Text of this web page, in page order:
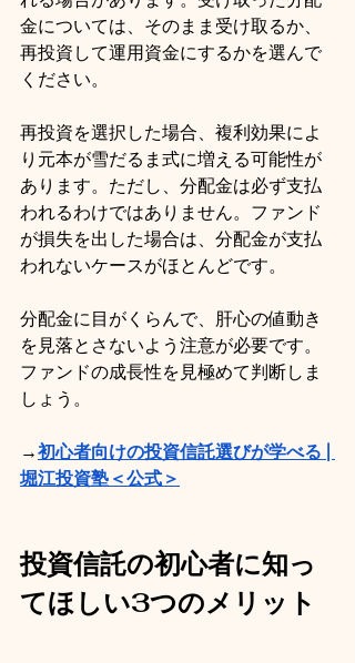
金については、そのまま受け取るか、
再投資して運用資金にするかを選んで
ください。
再投資を選択した場合、複利効果によ
り元本が雪だるま式に増える可能性が
あります。ただし、分配金は必ず支払
われるわけではありません。ファンド
が損失を出した場合は、分配金が支払
われないケースがほとんどです。
分配金に目がくらんで、肝心の値動き
を見落とさないよう注意が必要です。
ファンドの成長性を見極めて判断しま
しょう。
→初心者向けの投資信託選びが学べる |
堀江投資塾＜公式＞
投資信託の初心者に知っ
てほしい3つのメリット